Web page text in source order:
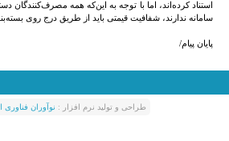
استناد کرده‌اند، اما با توجه به این‌که همه مصرف‌کنندگان
سامانه ندارند، شفافیت قیمتی باید از طریق درج روی
پایان پیام/
طراحی و توليد نرم افزار : نوآوران فناوری